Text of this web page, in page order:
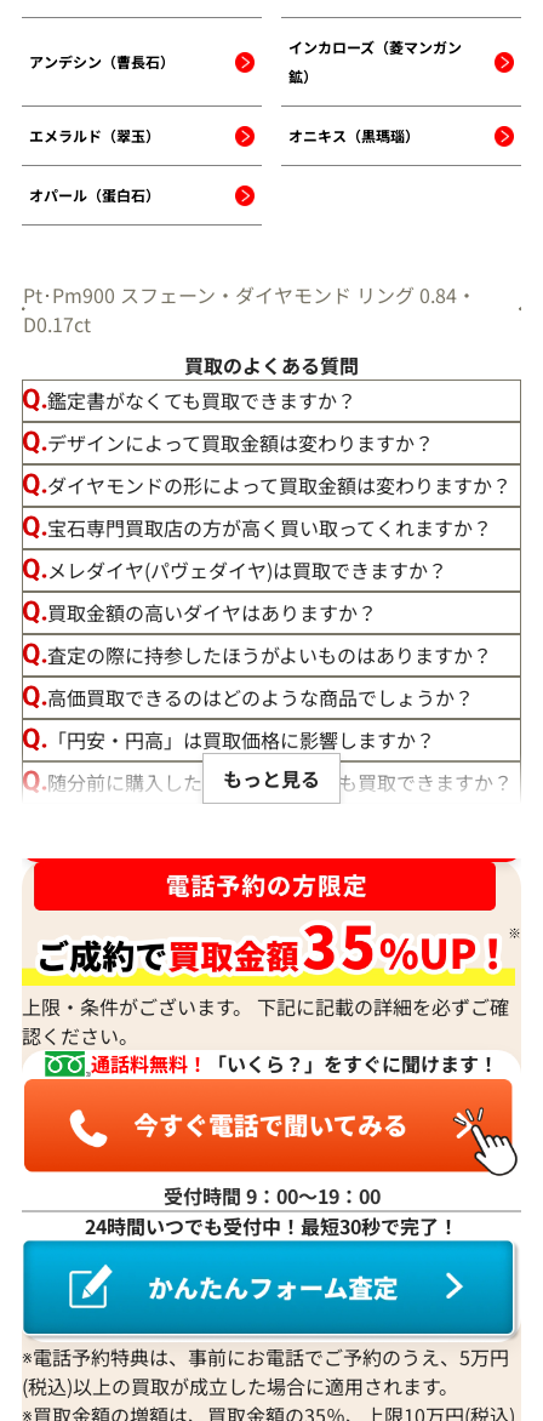
アンデシン（曹長石）
インカローズ（菱マンガン
鉱）
エメラルド（翠玉） オニキス（黒瑪瑙）
オパール（蛋白石）
Pt･Pm900 スフェーン・ダイヤモンド リング 0.84・
D0.17ct
買取のよくある質問
鑑定書がなくても買取できますか？
デザインによって買取金額は変わりますか？
ダイヤモンドの形によって買取金額は変わりますか？
宝石専門買取店の方が高く買い取ってくれますか？
メレダイヤ(パヴェダイヤ)は買取できますか？
買取金額の高いダイヤはありますか？
査定の際に持参したほうがよいものはありますか？
高価買取できるのはどのような商品でしょうか？
「円安・円高」は買取価格に影響しますか？
随分前に購入したダイヤモンドでも買取できますか？
宝石の大きさは買取価格に影響する？
ダイヤモンドの買取価格には、どんなことが影響しま
すか？
身分証明書がなぜ必要？
もっと見る
上限・条件がございます。 下記に記載の詳細を必ずご確
認ください。
通話料無料！
「いくら？」をすぐに聞けます！
受付時間 9：00〜19：00
24時間いつでも受付中！最短30秒で完了！
※電話予約特典は、事前にお電話でご予約のうえ、5万円
(税込)以上の買取が成立した場合に適用されます。
※買取金額の増額は、買取金額の35％、上限10万円(税込)